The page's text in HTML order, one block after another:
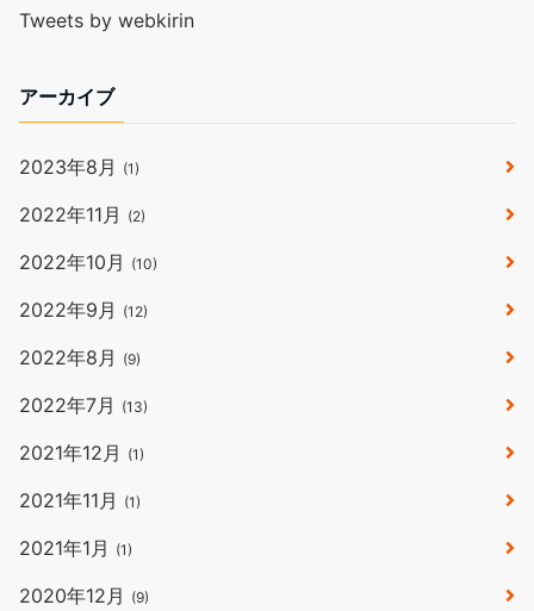
Tweets by webkirin
アーカイブ
2023年8月 (1)
2022年11月 (2)
2022年10月 (10)
2022年9月 (12)
2022年8月 (9)
2022年7月 (13)
2021年12月 (1)
2021年11月 (1)
2021年1月 (1)
2020年12月 (9)